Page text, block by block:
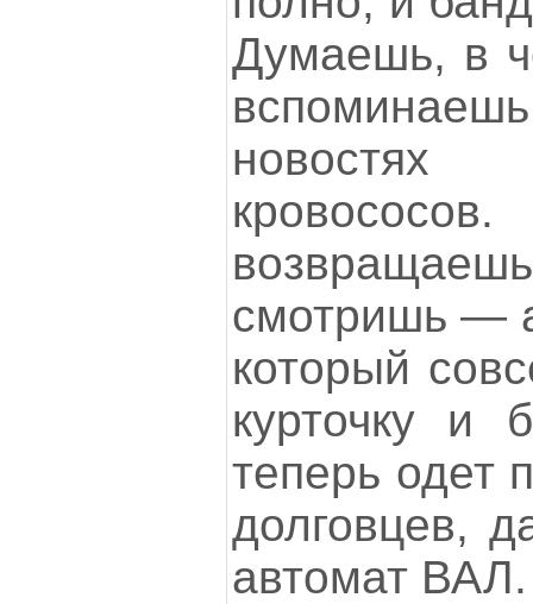
Думаешь, в
смотришь —
который
курточку и
теперь одет
долговцев,
автомат ВАЛ.